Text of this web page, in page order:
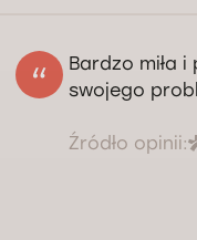
Bardzo miła
swojego
Źródło opinii: